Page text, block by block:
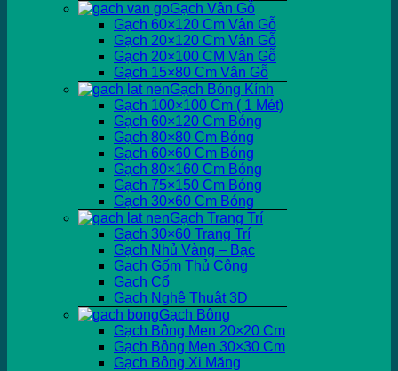
Gạch Vân Gỗ
Gạch 60×120 Cm Vân Gỗ
Gạch 20×120 Cm Vân Gỗ
Gạch 20×100 CM Vân Gỗ
Gạch 15×80 Cm Vân Gỗ
Gạch Bóng Kính
Gạch 100×100 Cm ( 1 Mét)
Gạch 60×120 Cm Bóng
Gạch 80×80 Cm Bóng
Gạch 60×60 Cm Bóng
Gạch 80×160 Cm Bóng
Gạch 75×150 Cm Bóng
Gạch 30×60 Cm Bóng
Gạch Trang Trí
Gạch 30×60 Trang Trí
Gạch Nhủ Vàng – Bạc
Gạch Gốm Thủ Công
Gạch Cổ
Gạch Nghệ Thuật 3D
Gạch Bông
Gạch Bông Men 20×20 Cm
Gạch Bông Men 30×30 Cm
Gạch Bông Xi Măng